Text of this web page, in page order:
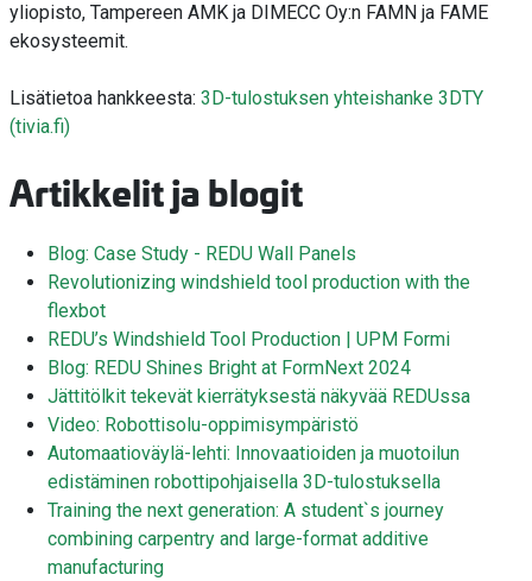
yliopisto, Tampereen AMK ja DIMECC Oy:n FAMN ja FAME
ekosysteemit.
Lisätietoa hankkeesta: 3D-tulostuksen yhteishanke 3DTY
(tivia.fi)
Artikkelit ja blogit
Blog: Case Study - REDU Wall Panels
Revolutionizing windshield tool production with the
flexbot
REDU’s Windshield Tool Production | UPM Formi
Blog: REDU Shines Bright at FormNext 2024
Jättitölkit tekevät kierrätyksestä näkyvää REDUssa
Video: Robottisolu-oppimisympäristö
Automaatioväylä-lehti: Innovaatioiden ja muotoilun
edistäminen robottipohjaisella 3D-tulostuksella
Training the next generation: A student`s journey
combining carpentry and large-format additive
manufacturing